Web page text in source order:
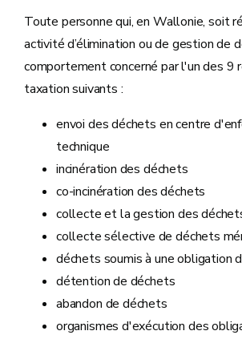
Toute personne qui, en Wallonie, soit
activité d’élimination ou de gestion de
comportement concerné par l'un des 9
taxation suivants :
envoi des déchets en centre
technique
incinération des déchets
co-incinération des déchets
collecte et la gestion des
collecte sélective de déchets
déchets soumis à une obligation
détention de déchets
abandon de déchets
organismes d'exécution des